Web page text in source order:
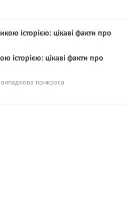
історією: цікаві факти про
прикраса